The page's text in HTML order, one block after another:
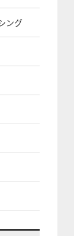
ング